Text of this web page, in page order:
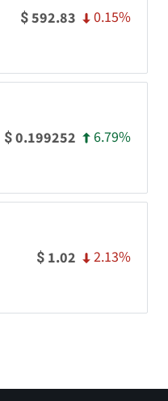
$592.83 0.15%
$0.199252 6.79%
$ 1.02 2.13%